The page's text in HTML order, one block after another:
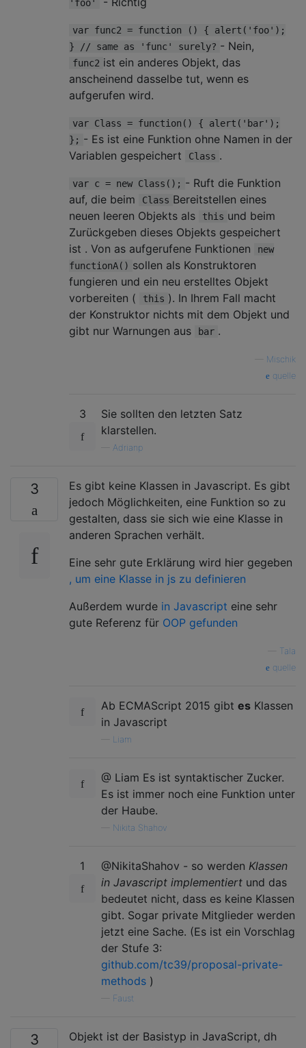
'foo'
var func2 = function () { alert('foo');
} // same as 'func' surely? - Nein,
func2 ist ein anderes Objekt, das
anscheinend dasselbe tut, wenn es
aufgerufen wird.
var Class = function() { alert('bar');
}; - Es ist eine Funktion ohne Namen in der
Variablen gespeichert
Class .
var c = new Class(); - Ruft die Funktion
auf, die beim
Class Bereitstellen eines
neuen leeren Objekts als
this und beim
Zurückgeben dieses Objekts gespeichert
ist . Von as aufgerufene Funktionen
new
functionA() sollen als Konstruktoren
fungieren und ein neu erstelltes Objekt
vorbereiten (
this ). In Ihrem Fall macht
der Konstruktor nichts mit dem Objekt und
gibt nur Warnungen aus
bar .
Mischik
quelle
3
Sie sollten den letzten Satz
klarstellen.
Adrianp
3
Es gibt keine Klassen in Javascript. Es gibt
jedoch Möglichkeiten, eine Funktion so zu
gestalten, dass sie sich wie eine Klasse in
anderen Sprachen verhält.
Eine sehr gute Erklärung wird hier gegeben
, um eine Klasse in js zu definieren
Außerdem wurde in Javascript eine sehr
gute Referenz für OOP gefunden
Tala
quelle
Ab ECMAScript 2015 gibt es Klassen
in Javascript
Liam
@ Liam Es ist syntaktischer Zucker.
Es ist immer noch eine Funktion unter
der Haube.
Nikita Shahov
1 @NikitaShahov - so werden Klassen
in Javascript implementiert und das
bedeutet nicht, dass es keine Klassen
gibt. Sogar private Mitglieder werden
jetzt eine Sache. (Es ist ein Vorschlag
der Stufe 3:
github.com/tc39/proposal-private-
methods )
Faust
3
Objekt ist der Basistyp in JavaScript, dh